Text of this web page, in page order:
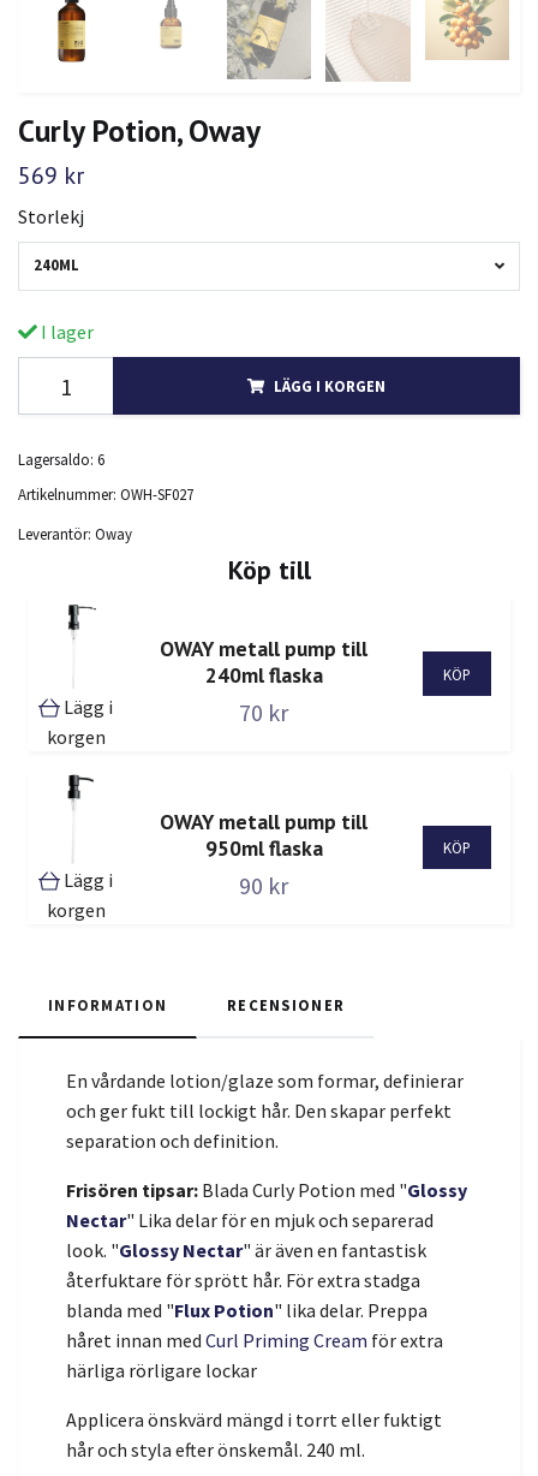
Curly Potion, Oway
569 kr
Storlekj
240ML
I lager
LÄGG I KORGEN
Lagersaldo: 6
Artikelnummer: OWH-SF027
Leverantör: Oway
Köp till
Lägg i
korgen
OWAY metall pump till
240ml flaska
70 kr
Lägg i
korgen
OWAY metall pump till
950ml flaska
90 kr
INFORMATION RECENSIONER
En vårdande lotion/glaze som formar, definierar
och ger fukt till lockigt hår. Den skapar perfekt
separation och definition.
Frisören tipsar: Blada Curly Potion med "Glossy
Nectar" Lika delar för en mjuk och separerad
look. "Glossy Nectar" är även en fantastisk
återfuktare för sprött hår. För extra stadga
blanda med "Flux Potion" lika delar. Preppa
håret innan med Curl Priming Cream för extra
härliga rörligare lockar
Applicera önskvärd mängd i torrt eller fuktigt
hår och styla efter önskemål. 240 ml.